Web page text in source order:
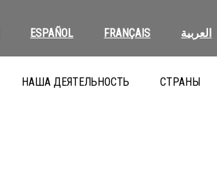
ESPAÑOL FRANÇAIS العربية
НАША ДЕЯТЕЛЬНОСТЬ СТРАНЫ